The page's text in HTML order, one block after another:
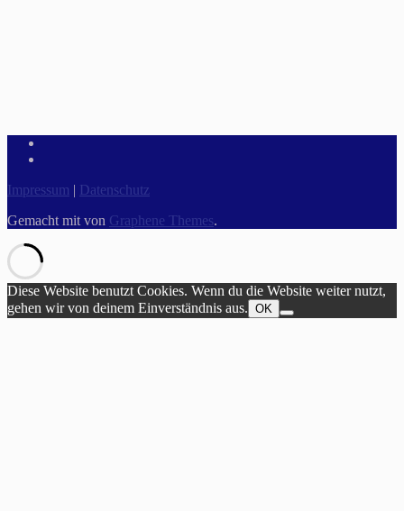
Impressum | Datenschutz
Gemacht mit von Graphene Themes.
Diese Website benutzt Cookies. Wenn du die Website weiter nutzt,
gehen wir von deinem Einverständnis aus. OK